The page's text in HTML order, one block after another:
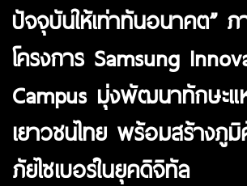
ปัจจุบันให้เท่าทันอนาคต” ภ
โครงการ Samsung
Campus มุ่งพัฒนาทักษะแ
เยาวชนไทย พร้อมสร้างภู
ภัยไซเบอร์ในยุคดิจิทัล